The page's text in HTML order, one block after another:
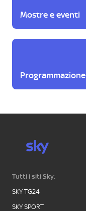
Mostre e eventi
Programmazione
Tutti i siti Sky:
SKY TG24
SKY SPORT